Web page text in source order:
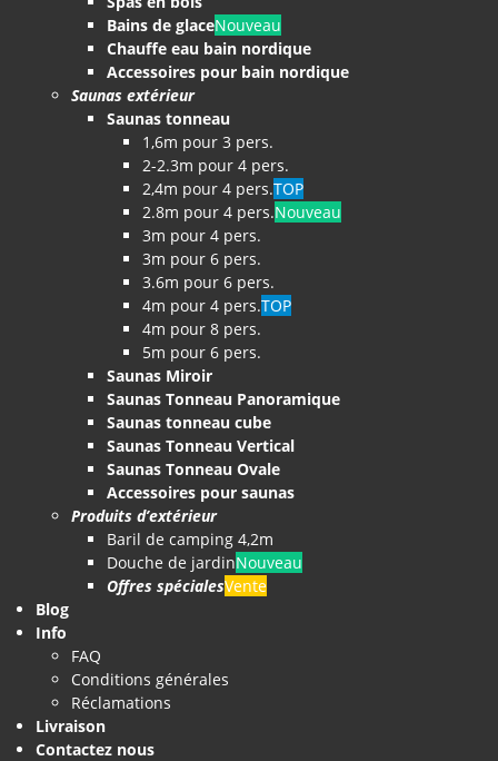
Bains de glaceNouveau
Chauffe eau bain nordique
Accessoires pour bain nordique
Saunas extérieur
Saunas tonneau
1,6m pour 3 pers.
2-2.3m pour 4 pers.
2,4m pour 4 pers.TOP
2.8m pour 4 pers.Nouveau
3m pour 4 pers.
3m pour 6 pers.
3.6m pour 6 pers.
4m pour 4 pers.TOP
4m pour 8 pers.
5m pour 6 pers.
Saunas Miroir
Saunas Tonneau Panoramique
Saunas tonneau cube
Saunas Tonneau Vertical
Saunas Tonneau Ovale
Accessoires pour saunas
Produits d’extérieur
Baril de camping 4,2m
Douche de jardinNouveau
Offres spécialesVente
Blog
Info
FAQ
Conditions générales
Réclamations
Livraison
Contactez nous